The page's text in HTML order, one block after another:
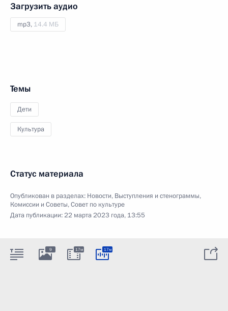
Загрузить аудио
mp3, 14.4 МБ
Темы
Дети
Культура
Статус материала
Опубликован в разделах: Новости, Выступления и стенограммы,
Комиссии и Советы,Совет по культуре
Дата публикации:22 марта 2023 года, 13:55
9 17м 17м